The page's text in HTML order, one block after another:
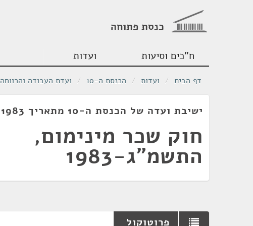
כנסת פתוחה
ח"כים וסיעות ועדות
דף הבית / ועדות / הכנסת ה-10 / ועדת העבודה והרווחה
ישיבת ועדה של הכנסת ה-10 מתאריך 01/02/1983
חוק שכר מינימום,
התשמ"ג-1983
פרוטוקול